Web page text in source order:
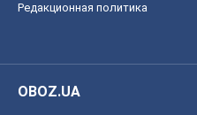
Редакционная политика
OBOZ.UA